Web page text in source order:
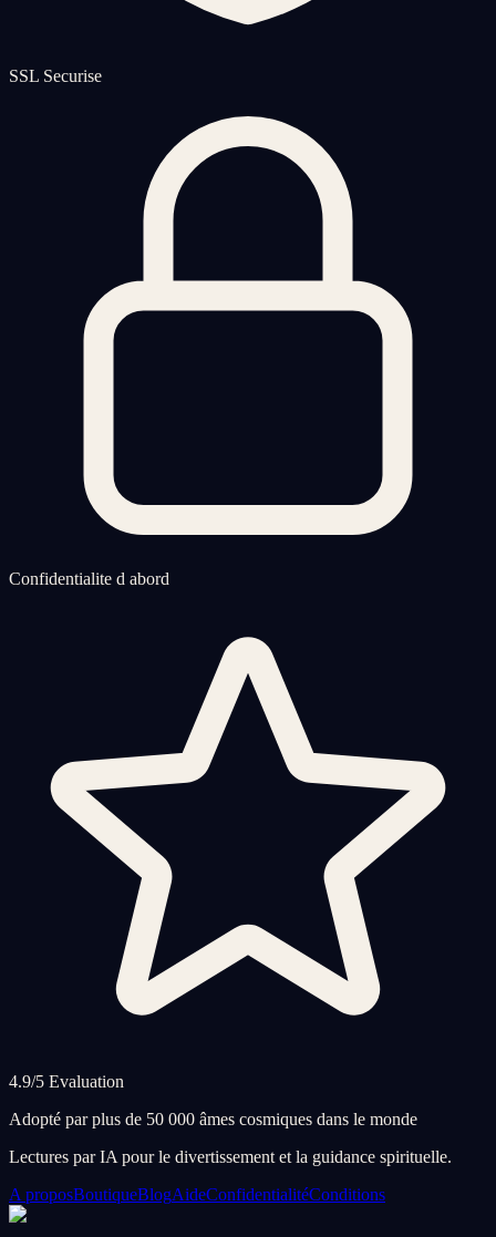
SSL Securise
Confidentialite d abord
4.9/5 Evaluation
Adopté par plus de 50 000 âmes cosmiques dans le monde
Lectures par IA pour le divertissement et la guidance spirituelle.
A proposBoutiqueBlogAideConfidentialitéConditions